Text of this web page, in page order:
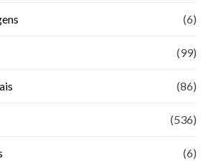
(6)
(99)
(86)
(536)
(6)